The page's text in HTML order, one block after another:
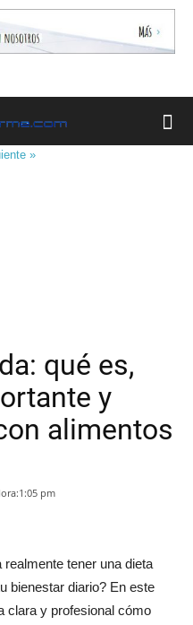
»
qué es,
y
alimentos
pm
tener una dieta
bienestar diario? En este
clara y profesional cómo